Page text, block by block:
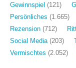
Gewinnspiel (121)
Persönliches (1.665)
Rezension (712)
Social Media (203)
Vermischtes (2.052)